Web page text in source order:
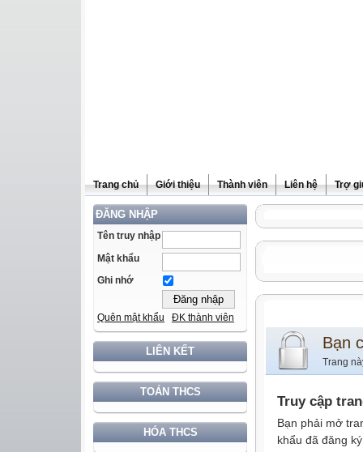
Trang chủ Giới thiệu Thành viên Liên hệ Trợ
ĐĂNG NHẬP
Tên truy nhập
Mật khẩu
Ghi nhớ
Quên mật khẩu ĐK thành viên
LIÊN KẾT
TOÁN THCS
HÓA THCS
Bạn
Trang
Truy cập
Bạn phải mở
khẩu đã đăng